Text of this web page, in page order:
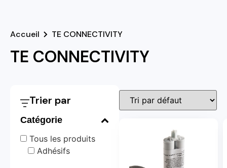
TE CONNECTIVITY
Accueil TE CONNECTIVITY
Trier par
Catégorie
Tous les produits
Adhésifs